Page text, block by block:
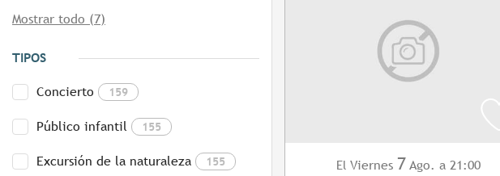
Mostrar todo (7)
TIPOS
Concierto 159
Público infantil 155
Excursión de la naturaleza 155 El Viernes 7 Ago. a 21:00